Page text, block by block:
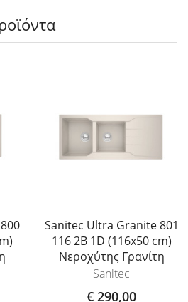
Sanitec Ultra Granite 801
116 2B 1D (116x50 cm)
Νεροχύτης Γρανίτη
Sanitec
€ 290,00